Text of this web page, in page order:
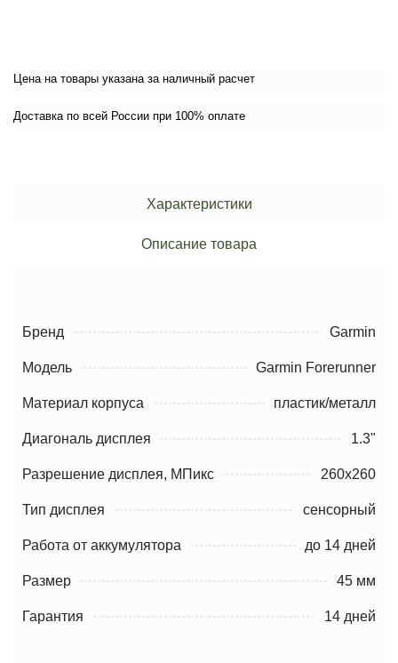
Цена на товары указана за наличный расчет
Доставка по всей России при 100% оплате
Характеристики
Описание товара
Бренд Garmin
Модель Garmin Forerunner
Материал корпуса пластик/металл
Диагональ дисплея 1.3"
Разрешение дисплея, МПикс 260х260
Тип дисплея сенсорный
Работа от аккумулятора до 14 дней
Размер 45 мм
Гарантия 14 дней